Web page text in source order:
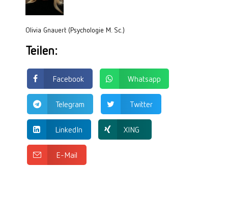
Olivia Gnauert (Psychologie M. Sc.)
Teilen:
Facebook Whatsapp
Telegram Twitter
LinkedIn XING
E-Mail